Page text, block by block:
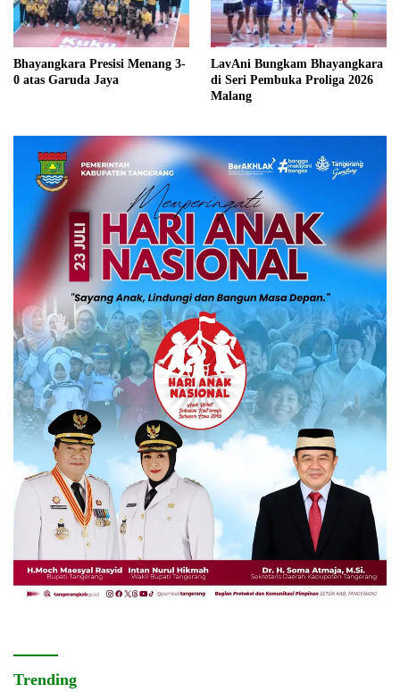
Bhayangkara Presisi Menang 3-
0 atas Garuda Jaya
LavAni Bungkam Bhayangkara
di Seri Pembuka Proliga 2026
Malang
Trending